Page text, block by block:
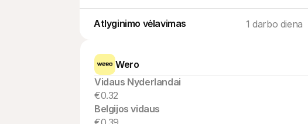
Atlyginimo vėlavimas 1 darbo diena
Wero
Vidaus Nyderlandai
€0.32
Belgijos vidaus